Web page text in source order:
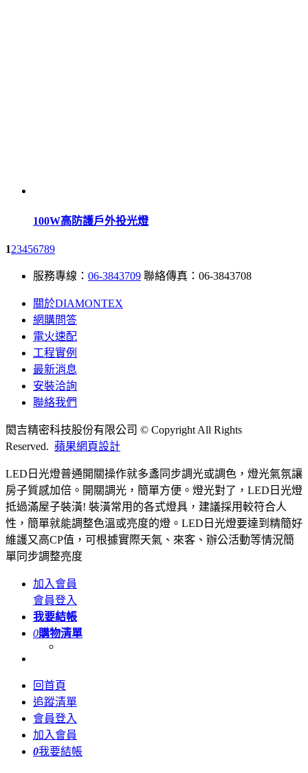
100W高防護戶外投光燈
123456789
服務專線： 06-3843709 聯絡傳真：06-3843708
關於DIAMONTEX
網購問答
電火速配
工程實例
最新消息
安裝洽詢
聯絡我們
閎吉精密科技股份有限公司 © Copyright All Rights
Reserved. 蘋果網頁設計
LED日光燈普通開關操作就多盞同步調光或調色，燈光氣氛讓
房子質感加倍。開關調光，簡單方便。燈光對了，LED日光燈
抵過滿屋子裝潢! 裝潢常用的各式燈具，建議採用較符合人
性，簡單就能調整色溫或亮度的燈。LED日光燈要達到精簡好
維護又高CP值，可根據實際天氣、來客、辦公活動等情況簡
單同步調整亮度
加入會員
會員登入
我要結帳
0購物清單
回首頁
追蹤清單
會員登入
加入會員
0我要結帳